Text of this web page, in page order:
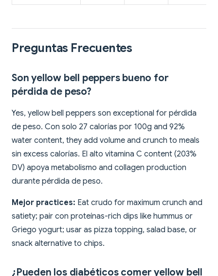
Preguntas Frecuentes
Son yellow bell peppers bueno for
pérdida de peso?
Yes, yellow bell peppers son exceptional for pérdida
de peso. Con solo 27 calorías por 100g and 92%
water content, they add volume and crunch to meals
sin excess calorías. El alto vitamina C content (203%
DV) apoya metabolismo and collagen production
durante pérdida de peso.
Mejor practices: Eat crudo for maximum crunch and
satiety; pair con proteínas-rich dips like hummus or
Griego yogurt; usar as pizza topping, salad base, or
snack alternative to chips.
¿Pueden los diabéticos comer yellow bell